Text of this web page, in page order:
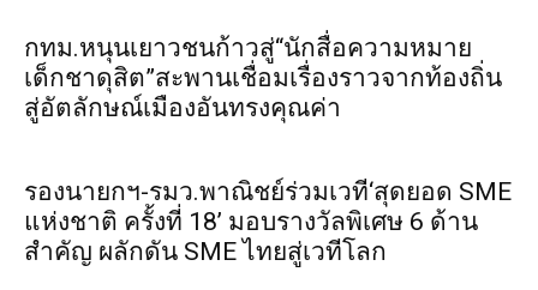
กทม.หนุนเยาวชนก้าวสู่“นักสื่อความหมาย
เด็กชาดุสิต”สะพานเชื่อมเรื่องราวจากท้องถิ่น
สู่อัตลักษณ์เมืองอันทรงคุณค่า
รองนายกฯ-รมว.พาณิชย์ร่วมเวที‘สุดยอด SME
แห่งชาติ ครั้งที่ 18’ มอบรางวัลพิเศษ 6 ด้าน
สำคัญ ผลักดัน SME ไทยสู่เวทีโลก